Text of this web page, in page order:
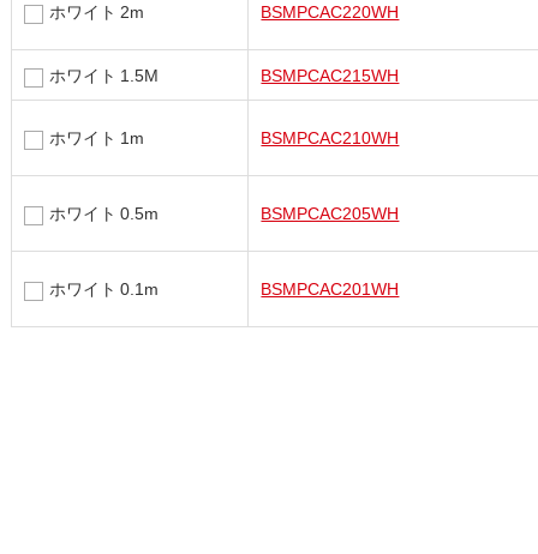
ホワイト 2m BSMPCAC220WH
ホワイト 1.5M BSMPCAC215WH
ホワイト 1m BSMPCAC210WH
ホワイト 0.5m BSMPCAC205WH
ホワイト 0.1m BSMPCAC201WH